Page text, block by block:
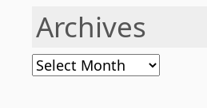
Archives
Archives